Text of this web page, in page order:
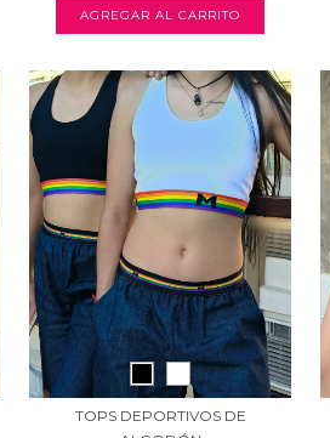
AGREGAR AL CARRITO
TOPS DEPORTIVOS DE